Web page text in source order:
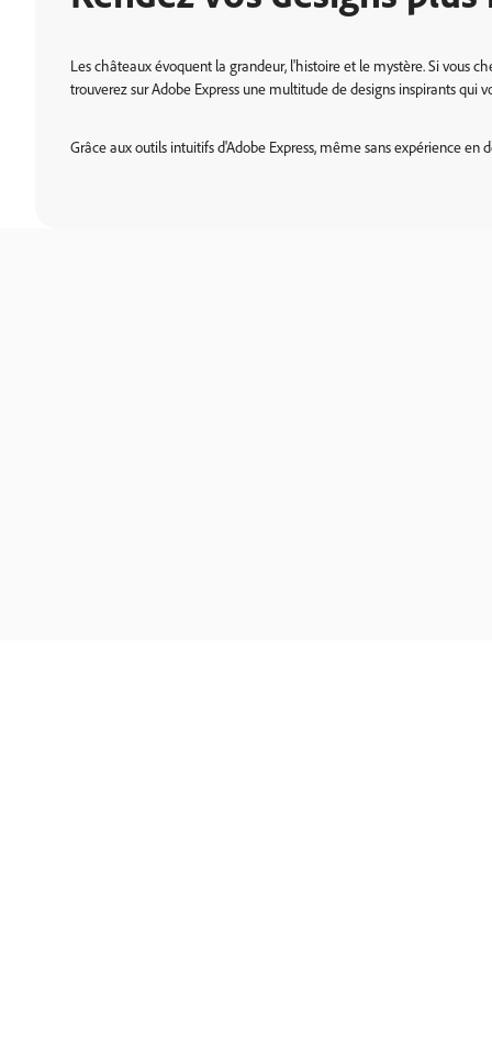
Les châteaux évoquent la grandeur, l'histoire et le mystère. Si vous
trouverez sur Adobe Express une multitude de designs inspirants qui
Grâce aux outils intuitifs d'Adobe Express, même sans expérience